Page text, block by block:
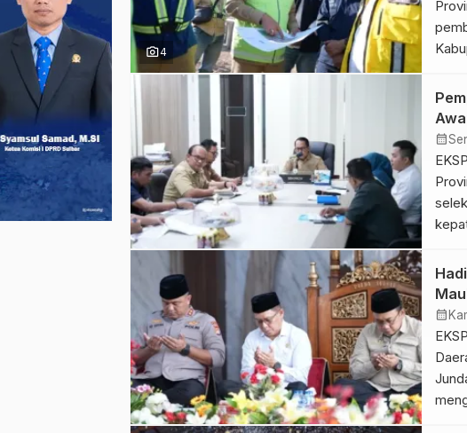
photo_camera4
calendar_month
calendar_month